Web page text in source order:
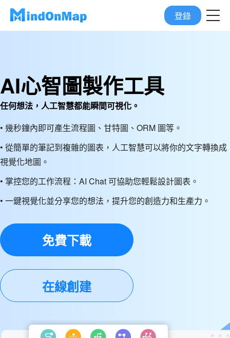
登錄
AI心智圖製作工具
任何想法，人工智慧都能瞬間可視化。
• 幾秒鐘內即可產生流程圖、甘特圖、ORM 圖等。
• 從簡單的筆記到複雜的圖表，人工智慧可以將你的文字轉換成
視覺化地圖。
• 掌控您的工作流程：AI Chat 可協助您輕鬆設計圖表。
• 一鍵視覺化並分享您的想法，提升您的創造力和生產力。
免費下載
在線創建